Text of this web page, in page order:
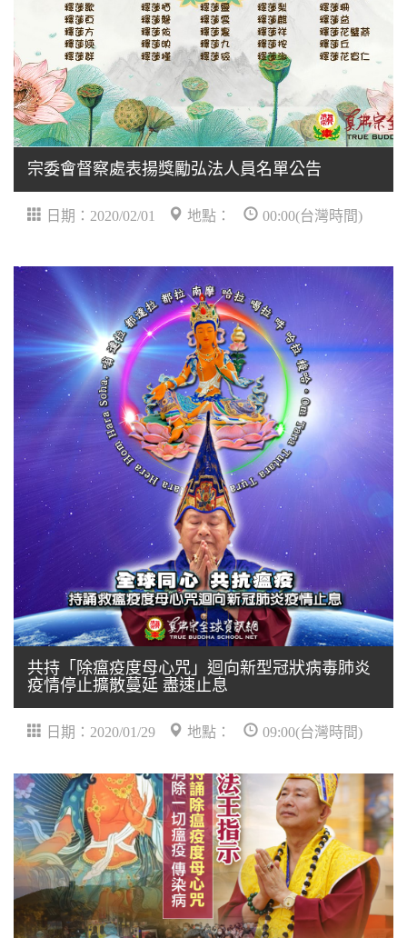
宗委會督察處表揚獎勵弘法人員名單公告
日期：2020/02/01 地點： 00:00(台灣時間)
共持「除瘟疫度母心咒」迴向新型冠狀病毒肺炎
疫情停止擴散蔓延 盡速止息
日期：2020/01/29 地點： 09:00(台灣時間)